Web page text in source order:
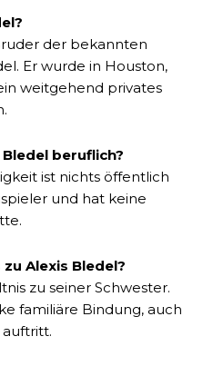
der bekannten
Er wurde in Houston,
weitgehend privates
beruflich?
ist nichts öffentlich
und hat keine
Alexis Bledel?
zu seiner Schwester.
familiäre Bindung, auch